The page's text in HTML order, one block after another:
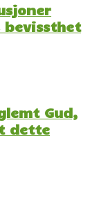
Gud,
dette